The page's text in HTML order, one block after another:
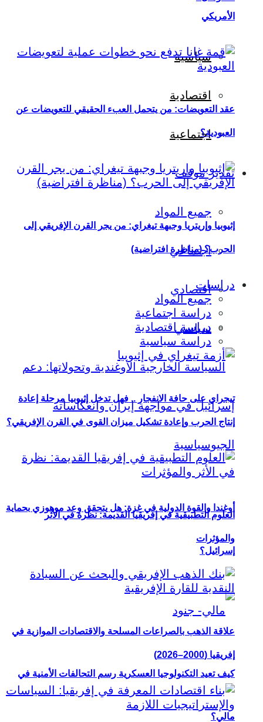
سياسية
اقتصادية
اجتماعية
تقدير موقف
جميع المواد
اجتماعي
اقتصادي
سياسي
أوغندا والقوة الدولية في غزة: هل يتحقق وعد موهوزي بحماية
إسرائيل؟
كيف تعيد التكنولوجيا العسكرية رسم التحالفات الأمنية في
مالي؟
الأمريكي
عقد التعويضات: من يتحمل العبء الحقيقي للتعويضات عن
العبودية؟
إثيوبيا وإريتريا وجبهة تيغراي: من يجر القرن الإفريقي إلى
الحرب؟ (مناظرة افتراضية)
دراسات
جميع المواد
دراسة اجتماعية
دراسة اقتصادية
دراسة سياسية
تيجراي على حافة الانفجار .. فهل تدخل إثيوبيا مرحلة إعادة
إنتاج الحرب وإعادة تشكيل ميزان القوى في القرن الإفريقي؟
العلوم التطبيقية في إفريقيا القديمة: نظرة في الأثر
والمؤثرات
علاقة الذهب بالصراعات المسلحة والاقتصادات الموازية في
إفريقيا (2000–2026)